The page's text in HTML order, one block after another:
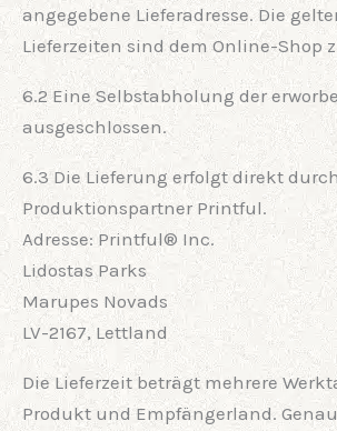
angegebene Lieferadresse. Die
Lieferzeiten sind dem Online-Shop
6.2 Eine Selbstabholung der
ausgeschlossen.
6.3 Die Lieferung erfolgt direkt
Produktionspartner Printful.
Adresse: Printful® Inc.
Lidostas Parks
Marupes Novads
LV-2167, Lettland
Die Lieferzeit beträgt mehrere
Produkt und Empfängerland.